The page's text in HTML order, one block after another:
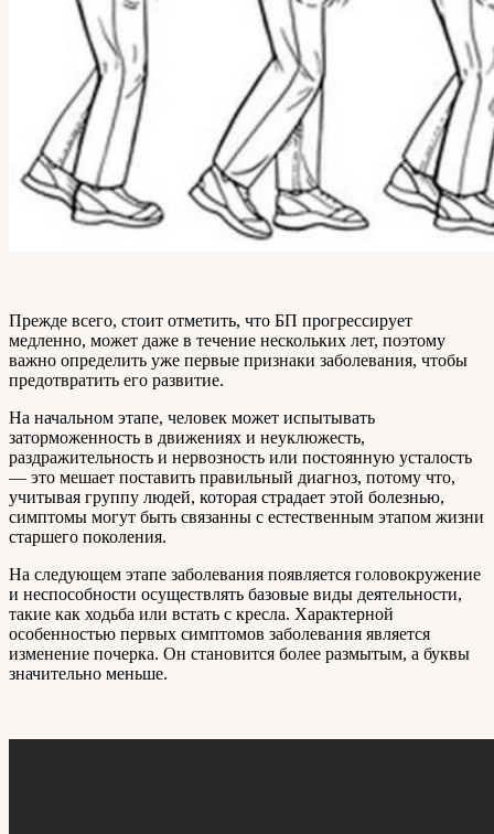
Прежде всего, стоит отметить, что БП прогрессирует
медленно, может даже в течение нескольких лет, поэтому
важно определить уже первые признаки заболевания, чтобы
предотвратить его развитие.
На начальном этапе, человек может испытывать
заторможенность в движениях и неуклюжесть,
раздражительность и нервозность или постоянную усталость
— это мешает поставить правильный диагноз, потому что,
учитывая группу людей, которая страдает этой болезнью,
симптомы могут быть связанны с естественным этапом жизни
старшего поколения.
На следующем этапе заболевания появляется головокружение
и неспособности осуществлять базовые виды деятельности,
такие как ходьба или встать с кресла. Характерной
особенностью первых симптомов заболевания является
изменение почерка. Он становится более размытым, а буквы
значительно меньше.